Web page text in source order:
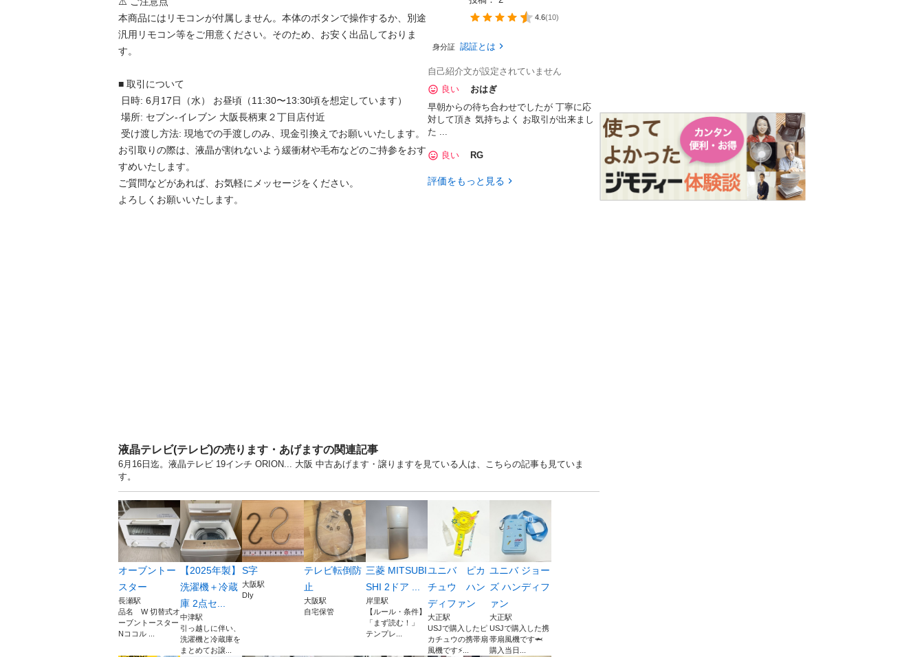
本商品にはリモコンが付属しません。本体のボタンで操作するか、別途
汎用リモコン等をご用意ください。そのため、お安く出品しておりま
す。
■ 取引について
お引取りの際は、液晶が割れないよう緩衝材や毛布などのご持参をおす
すめいたします。
ご質問などがあれば、お気軽にメッセージをください。
よろしくお願いいたします。
4.6(10)
身分証 認証とは
自己紹介文が設定されていません
良い
おはぎ
早朝からの待ち合わせでしたが 丁寧に応
対して頂き 気持ちよく お取引が出来まし
た ...
良い RG
評価をもっと見る
液晶テレビ(テレビ)の売ります・あげますの関連記事
6月16日迄。液晶テレビ 19インチ ORION... 大阪 中古あげます・譲りますを見ている人は、こちらの記事も見ていま
す。
オーブントー
スター
長瀬駅
品名 W 切替式オ
ーブントースター
Nココル ...
【2025年製】
洗濯機＋冷蔵
庫 2点セ...
中津駅
引っ越しに伴い、
洗濯機と冷蔵庫を
まとめてお譲...
S字
大阪駅
DIy
テレビ転倒防
止
大阪駅
自宅保管
三菱 MITSUBI
SHI 2ドア ...
岸里駅
【ルール・条件】
「まず読む！」
テンプレ...
ユニバ ピカ
チュウ ハン
ディファン
大正駅
USJで購入したピ
カチュウの携帯扇
風機です⚡...
ユニバ ジョー
ズ ハンディフ
ァン
大正駅
USJで購入した携
帯扇風機です🦈
購入当日...